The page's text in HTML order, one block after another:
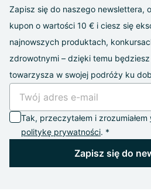
Zapisz się do naszego newslettera,
kupon o wartości 10 € i ciesz się
najnowszych produktach,
zdrowotnymi – dzięki temu
towarzysza w swojej podróży ku
Tak, przeczytałem i zrozumiałem
politykę prywatności. *
Zapisz się do